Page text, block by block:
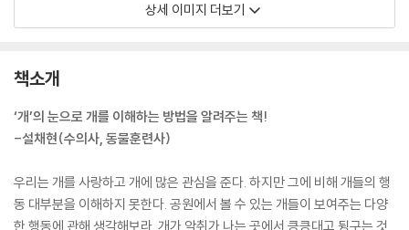
상세 이미지 더보기
책소개
‘개’의 눈으로 개를 이해하는 방법을 알려주는 책!
-설채현(수의사, 동물훈련사)
우리는 개를 사랑하고 개에 많은 관심을 준다. 하지만 그에 비해 개들의 행
동 대부분을 이해하지 못한다. 공원에서 볼 수 있는 개들이 보여주는 다양
한 행동에 관해 생각해보라. 개가 악취가 나는 곳에서 킁킁대고 뒹구는 것